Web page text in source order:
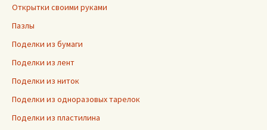
Открытки своими руками
Пазлы
Поделки из бумаги
Поделки из лент
Поделки из ниток
Поделки из одноразовых тарелок
Поделки из пластилина